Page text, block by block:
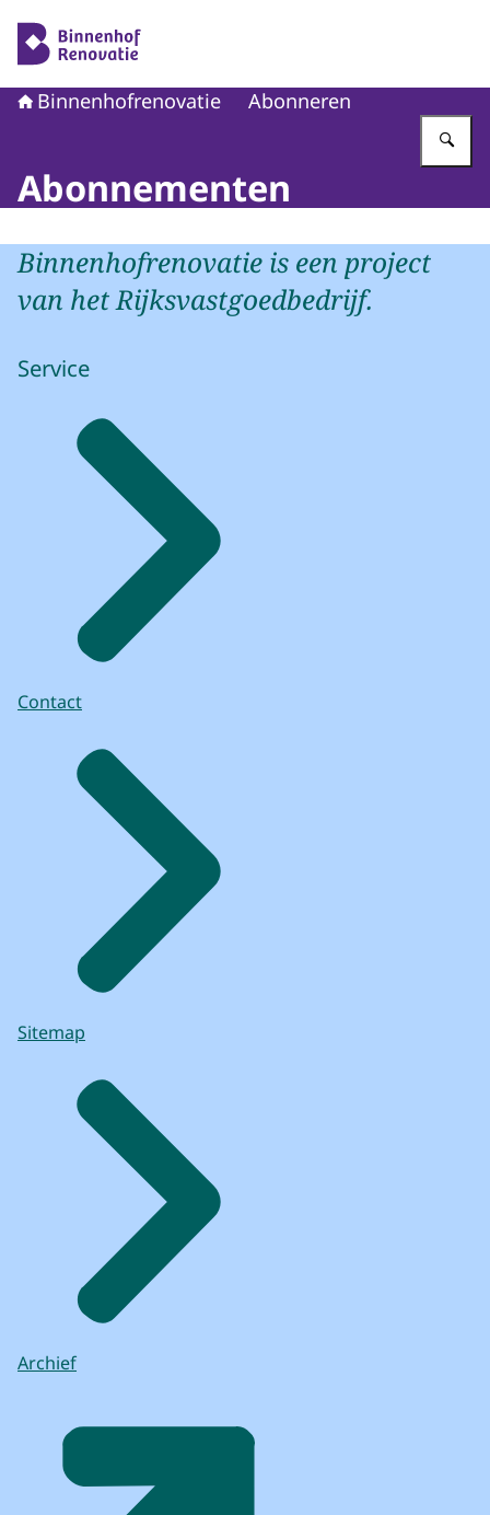
Binnenhofrenovatie Abonneren
Abonnementen
Binnenhofrenovatie is een project
van het Rijksvastgoedbedrijf.
Service
Contact
Sitemap
Archief